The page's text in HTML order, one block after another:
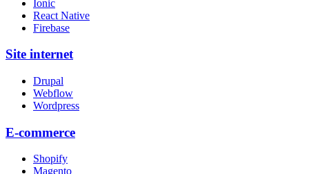
Ionic
React Native
Firebase
Site internet
Drupal
Webflow
Wordpress
E-commerce
Shopify
Magento